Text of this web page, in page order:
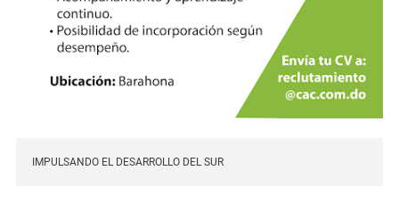
IMPULSANDO EL DESARROLLO DEL SUR